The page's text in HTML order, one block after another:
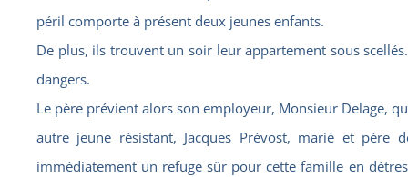
péril comporte à présent deux jeunes enfants.
De plus, ils trouvent un soir leur appartement sous
dangers.
Le père prévient alors son employeur, Monsieur Delage,
autre jeune résistant, Jacques Prévost, marié et père
immédiatement un refuge sûr pour cette famille en